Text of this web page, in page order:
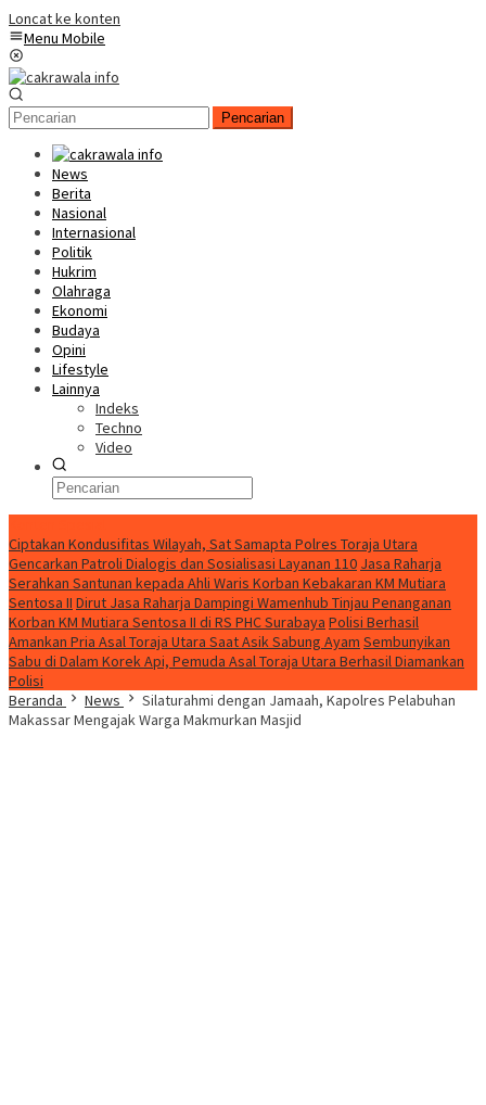
Loncat ke konten
Menu Mobile
Pencarian
News
Berita
Nasional
Internasional
Politik
Hukrim
Olahraga
Ekonomi
Budaya
Opini
Lifestyle
Lainnya
Indeks
Techno
Video
Ciptakan Kondusifitas Wilayah, Sat Samapta Polres Toraja Utara
Gencarkan Patroli Dialogis dan Sosialisasi Layanan 110 Jasa Raharja
Serahkan Santunan kepada Ahli Waris Korban Kebakaran KM Mutiara
Sentosa II Dirut Jasa Raharja Dampingi Wamenhub Tinjau Penanganan
Korban KM Mutiara Sentosa II di RS PHC Surabaya Polisi Berhasil
Amankan Pria Asal Toraja Utara Saat Asik Sabung Ayam Sembunyikan
Sabu di Dalam Korek Api, Pemuda Asal Toraja Utara Berhasil Diamankan
Polisi
Beranda
News
Silaturahmi dengan Jamaah, Kapolres Pelabuhan
Makassar Mengajak Warga Makmurkan Masjid